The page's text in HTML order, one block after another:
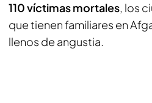
110 víctimas mortales, los
que tienen familiares en
llenos de angustia.